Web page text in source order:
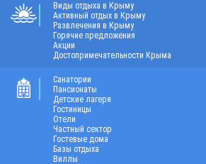
Виды отдыха в Крыму
Активный отдых в Крыму
Развлечения в Крыму
Горячие предложения
Акции
Достопримечательности Крыма
Санатории
Пансионаты
Детские лагеря
Гостиницы
Отели
Частный сектор
Гостевые дома
Базы отдыха
Виллы